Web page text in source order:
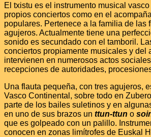
El txistu es el instrumento musical
propios conciertos como en el
populares. Pertenece a la familia de las
agujeros. Actualmente tiene una
sonido es secundado con el tamboril.
conciertos propiamente musicales y
intervienen en numerosos actos
recepciones de autoridades,
Una flauta pequeña, con tres agujeros,
Vasco Continental, sobre todo en
parte de los bailes suletinos y en
en uno de sus brazos un ttun-ttun o
que es golpeado con un palillo.
conocen en zonas limítrofes de Euskal